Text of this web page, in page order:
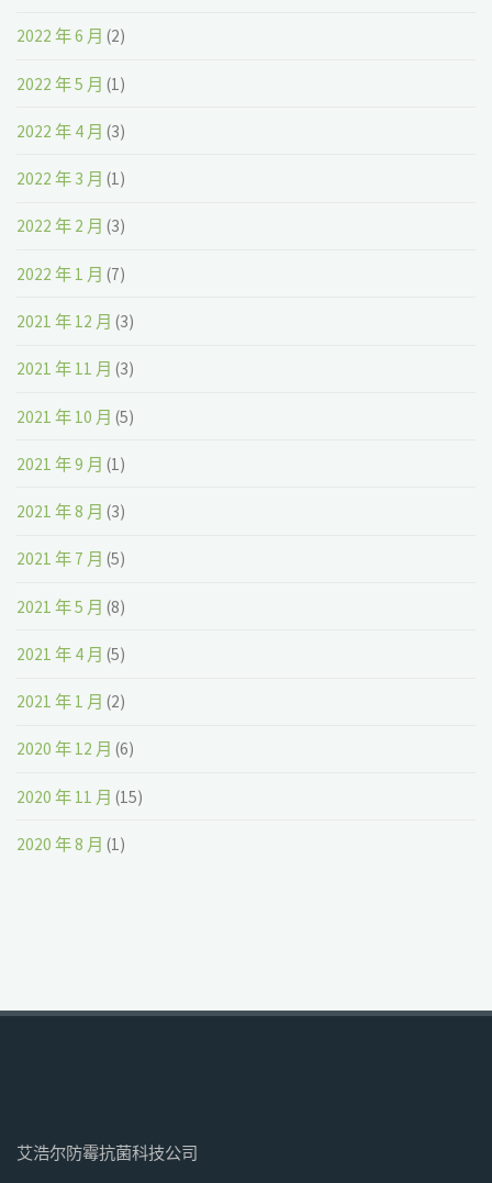
2022 年 6 月 (2)
2022 年 5 月 (1)
2022 年 4 月 (3)
2022 年 3 月 (1)
2022 年 2 月 (3)
2022 年 1 月 (7)
2021 年 12 月 (3)
2021 年 11 月 (3)
2021 年 10 月 (5)
2021 年 9 月 (1)
2021 年 8 月 (3)
2021 年 7 月 (5)
2021 年 5 月 (8)
2021 年 4 月 (5)
2021 年 1 月 (2)
2020 年 12 月 (6)
2020 年 11 月 (15)
2020 年 8 月 (1)
艾浩尔防霉抗菌科技公司